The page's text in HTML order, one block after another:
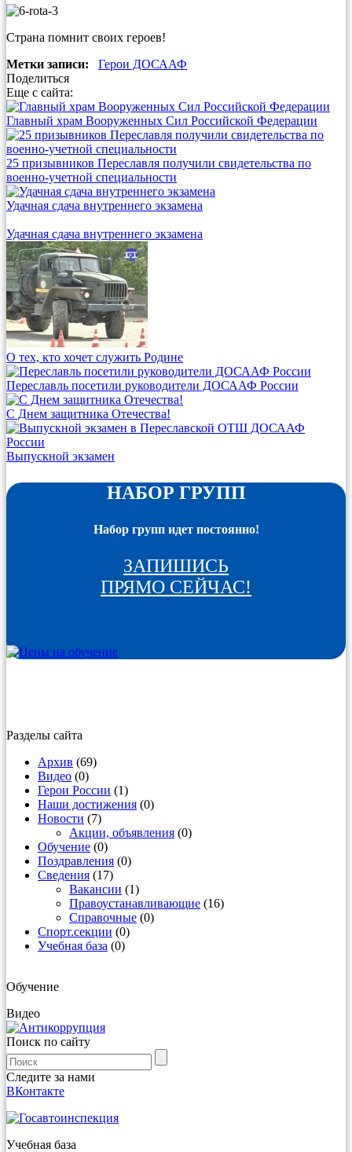
Страна помнит своих героев!
Метки записи:
Герои ДОСААФ
Поделиться
Еще с сайта:
Главный храм Вооруженных Сил Российской Федерации
25 призывников Переславля получили свидетельства по
военно-учетной специальности
Удачная сдача внутреннего экзамена
Удачная сдача внутреннего экзамена
О тех, кто хочет служить Родине
Переславль посетили руководители ДОСААФ России
С Днем защитника Отечества!
Выпускной экзамен
НАБОР ГРУПП
Набор групп идет постоянно!
ЗАПИШИСЬ
ПРЯМО СЕЙЧАС!
Разделы сайта
Архив (69)
Видео (0)
Герои России (1)
Наши достижения (0)
Новости (7)
Акции, объявления (0)
Обучение (0)
Поздравления (0)
Сведения (17)
Вакансии (1)
Правоустанавливающие (16)
Справочные (0)
Спорт.секции (0)
Учебная база (0)
Обучение
Видео
Поиск по сайту
Следите за нами
ВКонтакте
Учебная база